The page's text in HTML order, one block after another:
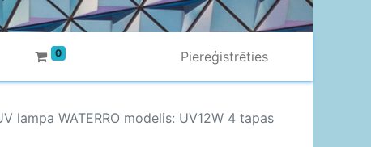
0 Piereģistrēties
lampa WATERRO modelis: UV12W 4 tapas